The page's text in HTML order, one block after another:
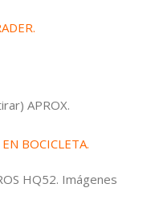
APROX.
BOCICLETA.
HQ52. Imágenes